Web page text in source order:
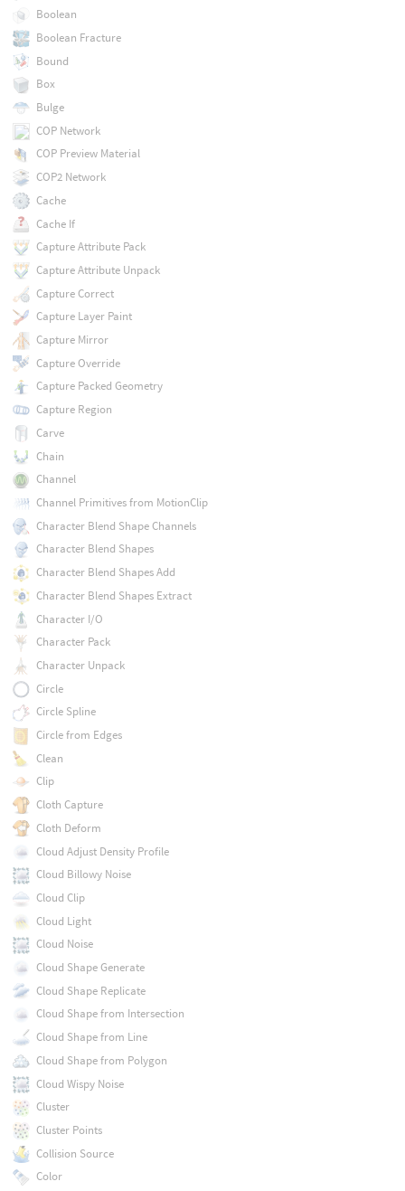
Boolean
Boolean Fracture
Bound
Box
Bulge
COP Network
COP Preview Material
COP2 Network
Cache
Cache If
Capture Attribute Pack
Capture Attribute Unpack
Capture Correct
Capture Layer Paint
Capture Mirror
Capture Override
Capture Packed Geometry
Capture Region
Carve
Chain
Channel
Channel Primitives from MotionClip
Character Blend Shape Channels
Character Blend Shapes
Character Blend Shapes Add
Character Blend Shapes Extract
Character I/O
Character Pack
Character Unpack
Circle
Circle Spline
Circle from Edges
Clean
Clip
Cloth Capture
Cloth Deform
Cloud Adjust Density Profile
Cloud Billowy Noise
Cloud Clip
Cloud Light
Cloud Noise
Cloud Shape Generate
Cloud Shape Replicate
Cloud Shape from Intersection
Cloud Shape from Line
Cloud Shape from Polygon
Cloud Wispy Noise
Cluster
Cluster Points
Collision Source
Color